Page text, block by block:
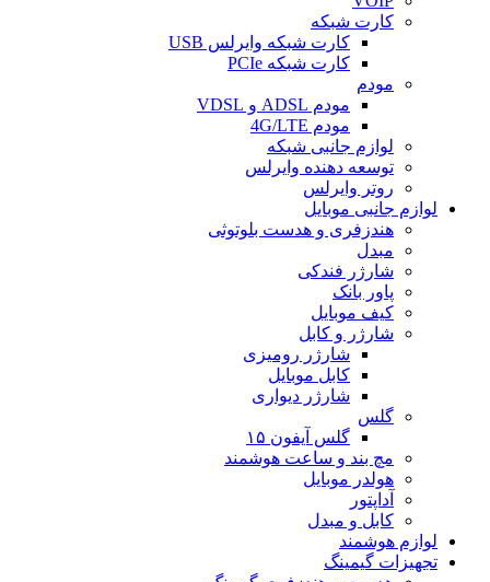
کارت شبکه
کارت شبکه وایرلس USB
کارت شبکه PCIe
مودم
مودم ADSL و VDSL
مودم 4G/LTE
لوازم جانبی شبکه
توسعه دهنده وایرلس
روتر وایرلس
لوازم جانبی موبایل
هندزفری و هدست بلوتوثی
مبدل
شارژر فندکی
پاور بانک
کیف موبایل
شارژر و کابل
شارژر رومیزی
کابل موبایل
شارژر دیواری
گلس
گلس آیفون ۱۵
مچ بند و ساعت هوشمند
هولدر موبایل
آداپتور
کابل و مبدل
لوازم هوشمند
تجهیزات گیمینگ